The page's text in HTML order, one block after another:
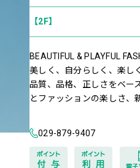
【2F】
BEAUTIFUL & PLAYFUL
美しく、自分らしく、楽し
品質、品格、正しさをベー
とファッションの楽しさ、
029-879-9407